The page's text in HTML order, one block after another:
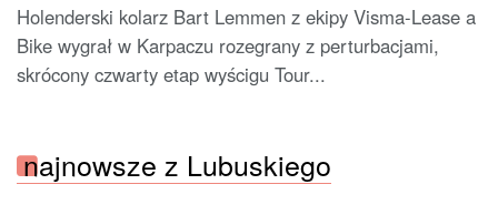
Holenderski kolarz Bart Lemmen z ekipy Visma-Lease a
Bike wygrał w Karpaczu rozegrany z perturbacjami,
skrócony czwarty etap wyścigu Tour...
najnowsze z Lubuskiego